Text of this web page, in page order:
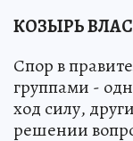
КОЗЫРЬ
Спор в
группами -
ход силу,
решении